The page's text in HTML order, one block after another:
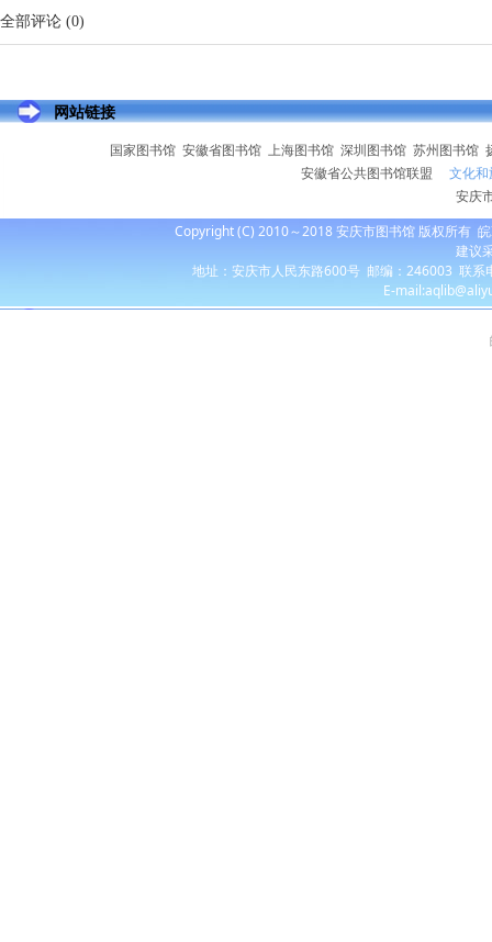
全部评论 (0)
网站链接
国家图书馆 安徽省图书馆 上海图书馆 深圳图书馆 苏州图书馆
安徽省公共图书馆联盟
文化
安庆
Copyright (C) 2010～2018 安庆市图书馆 版权所有
建议
地址：安庆市人民东路600号 邮编：246003 联
E-